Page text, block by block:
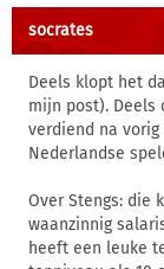
socrates
Deels klopt het
mijn post). Deels
verdiend na
Nederlandse
Over Stengs: die
waanzinnig
heeft een leuke